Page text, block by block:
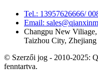
Tel.: 13957626666/
Email:
Changpu New
Taizhou City, Zhejiang
© Szerzői jog - 2010-2025:
fenntartva.